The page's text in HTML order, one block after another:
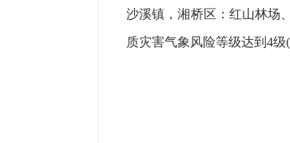
沙溪镇，湘桥区：红山林场
质灾害气象风险等级达到4级(